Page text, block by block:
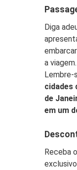
Diga
a viagem.
Lembre-
cidades
de
em um
Receba